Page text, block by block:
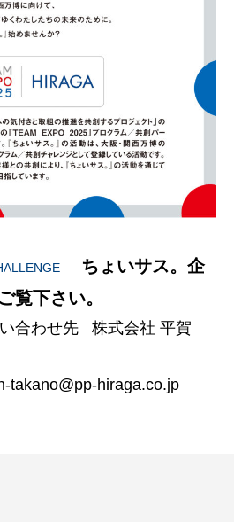
ちょいサス。企
覧下さい。
い合わせ先 株式会社 平賀
takano@pp-hiraga.co.jp